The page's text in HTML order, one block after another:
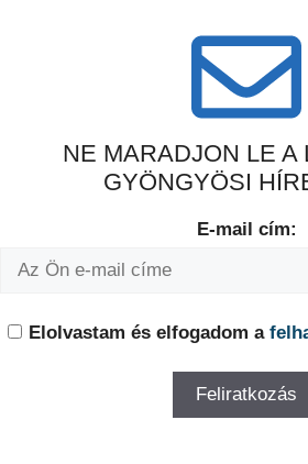
NE MARADJON LE A
GYÖNGYÖSI
E-mail cím:
Elolvastam és elfogadom a